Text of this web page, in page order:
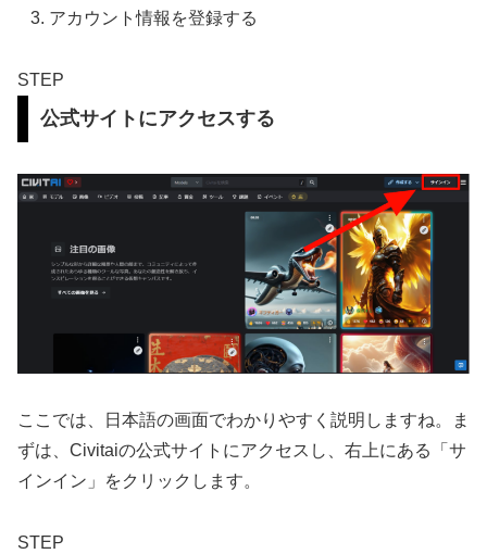
アカウント情報を登録する
STEP
公式サイトにアクセスする
ここでは、日本語の画面でわかりやすく説明しますね。ま
ずは、Civitaiの公式サイトにアクセスし、右上にある「サ
インイン」をクリックします。
STEP